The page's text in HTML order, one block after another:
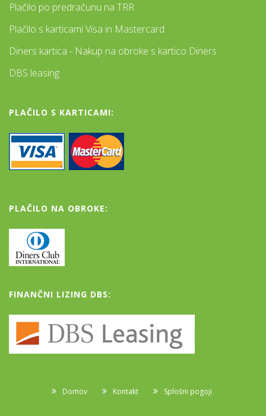
Plačilo po predračunu na TRR
Plačilo s karticami Visa in Mastercard.
Diners kartica - Nakup na obroke s kartico Diners
DBS leasing
PLAČILO S KARTICAMI:
PLAČILO NA OBROKE:
FINANČNI LIZING DBS:
Domov Kontakt Splošni pogoji